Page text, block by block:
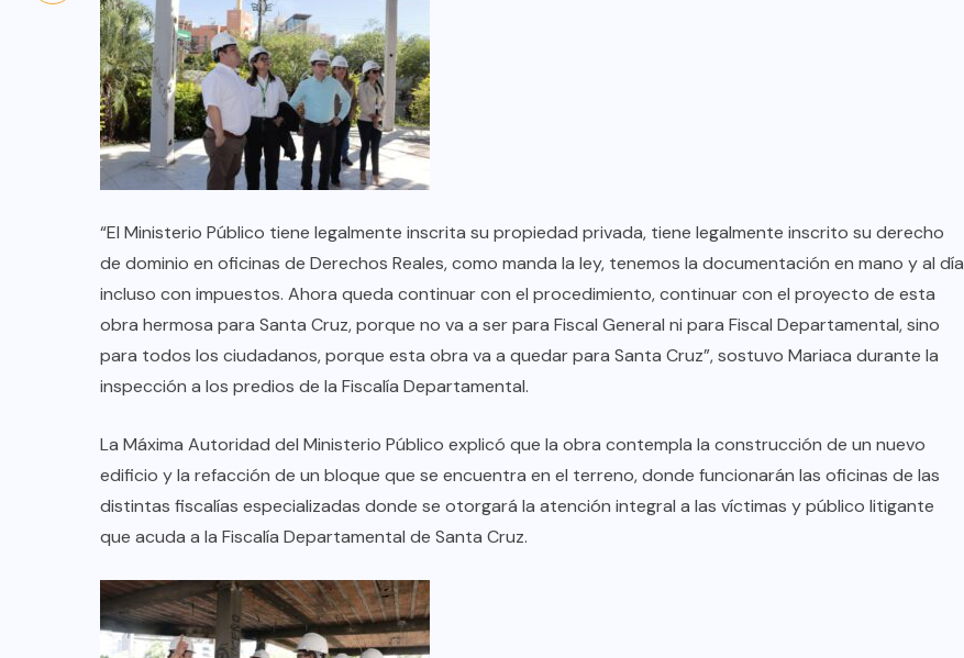
“El Ministerio Público tiene legalmente inscrita su propiedad privada, tiene legalmente inscrito su derecho
de dominio en oficinas de Derechos Reales, como manda la ley, tenemos la documentación en mano y al día
incluso con impuestos. Ahora queda continuar con el procedimiento, continuar con el proyecto de esta
obra hermosa para Santa Cruz, porque no va a ser para Fiscal General ni para Fiscal Departamental, sino
para todos los ciudadanos, porque esta obra va a quedar para Santa Cruz”, sostuvo Mariaca durante la
inspección a los predios de la Fiscalía Departamental.
La Máxima Autoridad del Ministerio Público explicó que la obra contempla la construcción de un nuevo
edificio y la refacción de un bloque que se encuentra en el terreno, donde funcionarán las oficinas de las
distintas fiscalías especializadas donde se otorgará la atención integral a las víctimas y público litigante
que acuda a la Fiscalía Departamental de Santa Cruz.